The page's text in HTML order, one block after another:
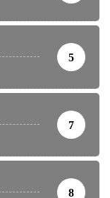
5
7
8